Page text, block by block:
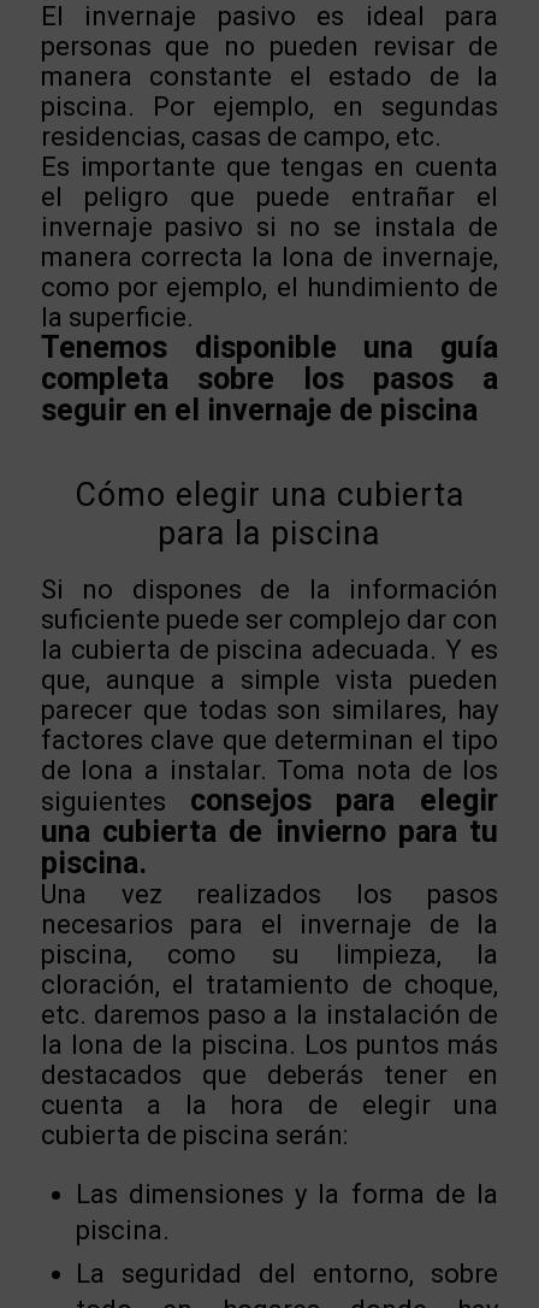
El invernaje pasivo es ideal para
personas que no pueden revisar de
manera constante el estado de la
piscina. Por ejemplo, en segundas
residencias, casas de campo, etc.
Es importante que tengas en cuenta
el peligro que puede entrañar el
invernaje pasivo si no se instala de
manera correcta la lona de invernaje,
como por ejemplo, el hundimiento de
la superficie.
Tenemos disponible una guía
completa sobre los pasos a
seguir en el invernaje de piscina
Cómo elegir una cubierta
para la piscina
Si no dispones de la información
suficiente puede ser complejo dar con
la cubierta de piscina adecuada. Y es
que, aunque a simple vista pueden
parecer que todas son similares, hay
factores clave que determinan el tipo
de lona a instalar. Toma nota de los
siguientes consejos para elegir
una cubierta de invierno para tu
piscina.
Una vez realizados los pasos
necesarios para el invernaje de la
piscina, como su limpieza, la
cloración, el tratamiento de choque,
etc. daremos paso a la instalación de
la lona de la piscina. Los puntos más
destacados que deberás tener en
cuenta a la hora de elegir una
cubierta de piscina serán:
Las dimensiones y la forma de la
piscina.
La seguridad del entorno, sobre